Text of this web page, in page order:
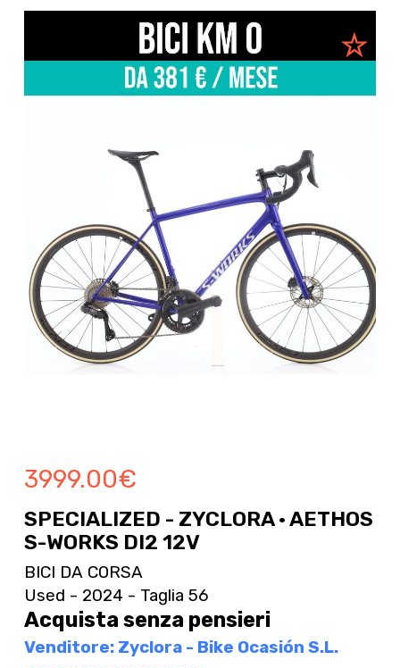
3999.00€
SPECIALIZED - ZYCLORA · AETHOS
S-WORKS DI2 12V
BICI DA CORSA
Used - 2024 - Taglia 56
Acquista senza pensieri
Venditore: Zyclora - Bike Ocasión S.L.